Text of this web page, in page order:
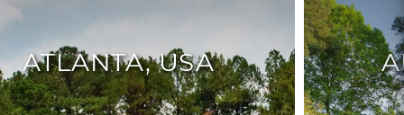
ATLANTA, USA